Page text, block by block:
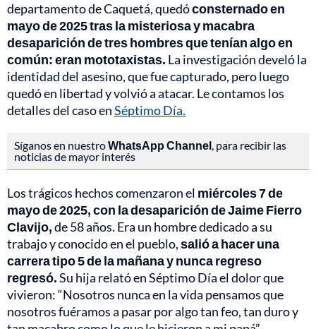
departamento de Caquetá, quedóconsternado en
mayo de 2025 tras la misteriosa y macabra
desaparición de tres hombres que tenían algo en
común: eran mototaxistas. La investigación develó la
identidad del asesino, que fue capturado, pero luego
quedó en libertad y volvió a atacar. Le contamos los
detalles del caso enSéptimo Día.
Síganos en nuestroWhatsApp Channel, para recibir las
noticias de mayor interés
Los trágicos hechos comenzaron el miércoles 7 de
mayo de 2025, con la desaparición de Jaime Fierro
Clavijo,de 58 años. Era un hombre dedicado a su
trabajo y conocido en el pueblo,salió a hacer una
carrera tipo 5 de la mañana y nunca regreso
regresó.Su hija relató en Séptimo Día el dolor que
vivieron: “Nosotros nunca en la vida pensamos que
nosotros fuéramos a pasar por algo tan feo, tan duro y